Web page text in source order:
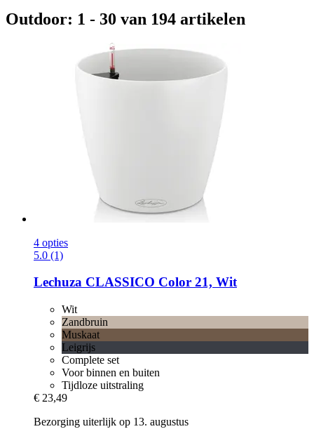
Outdoor: 1 - 30 van 194 artikelen
4 opties
5.0 (1)
Lechuza CLASSICO Color 21, Wit
Wit
Zandbruin
Muskaat
Leigrijs
Complete set
Voor binnen en buiten
Tijdloze uitstraling
€ 23,49
Bezorging uiterlijk op 13. augustus